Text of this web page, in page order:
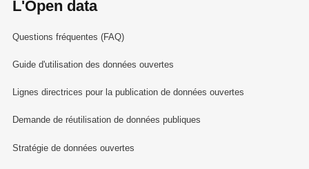
L'Open data
Questions fréquentes (FAQ)
Guide d'utilisation des données ouvertes
Lignes directrices pour la publication de données ouvertes
Demande de réutilisation de données publiques
Stratégie de données ouvertes